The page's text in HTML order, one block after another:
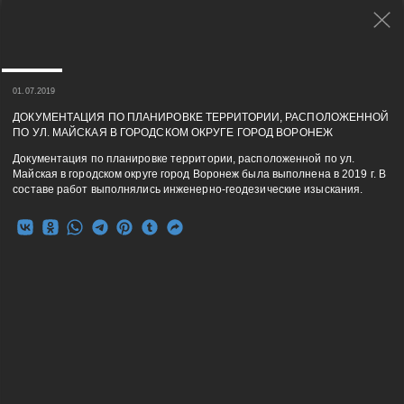
01.07.2019
ДОКУМЕНТАЦИЯ ПО ПЛАНИРОВКЕ ТЕРРИТОРИИ, РАСПОЛОЖЕННОЙ
ПО УЛ. МАЙСКАЯ В ГОРОДСКОМ ОКРУГЕ ГОРОД ВОРОНЕЖ
Документация по планировке территории, расположенной по ул.
Майская в городском округе город Воронеж была выполнена в 2019 г. В
составе работ выполнялись инженерно-геодезические изыскания.